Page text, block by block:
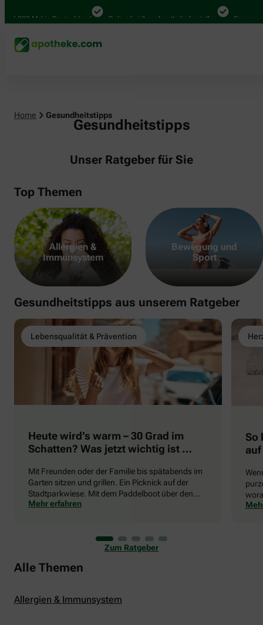
Mal in Deutschland Online bei Ihrer Apotheke bestellen Bequem
Home Gesundheitstipps
Gesundheitstipps
Unser Ratgeber für Sie
Top Themen
Allergien &
Immunsystem
Bewegung und
Sport
Gesundheitstipps aus unserem Ratgeber
Lebensqualität & Prävention
Heute wird’s warm – 30 Grad im
Schatten? Was jetzt wichtig ist …
Mit Freunden oder der Familie bis spätabends im
Garten sitzen und grillen. Ein Picknick auf der
Stadtparkwiese. Mit dem Paddelboot über den
See gleiten oder eine Radtour durch die blühende
er uns auch ganz schön zu schaffen. Wenn die
Temperaturen tagsüber auf mehr als 30 Grad
klettern und uns warme Tropennächte den Schlaf
rauben, sehnen wir uns oft nach einem
Mehr erfahren
So
die
Zum Ratgeber
Alle Themen
Allergien & Immunsystem